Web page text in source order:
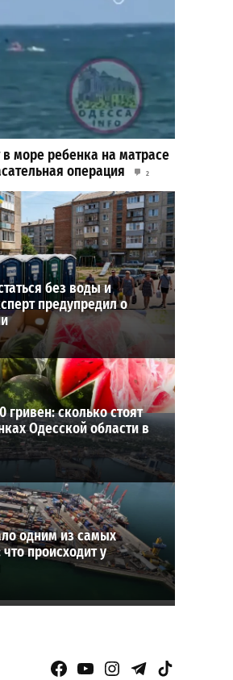
в море ребенка на матрасе
операция
2
без воды и
предупредил о
гривен: сколько стоят
Одесской области в
одним из самых
происходит у
Facebook Page
YouTubeInstagram
Telegram
TikTok